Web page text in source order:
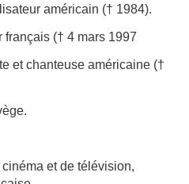
américain († 1984).
français († 4 mars 1997
et chanteuse américaine (†
et de télévision,